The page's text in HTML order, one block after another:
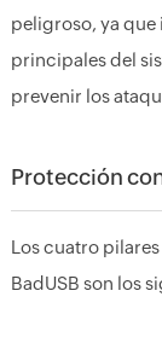
peligroso, ya
principales del
prevenir los
Protección
Los cuatro
BadUSB son los